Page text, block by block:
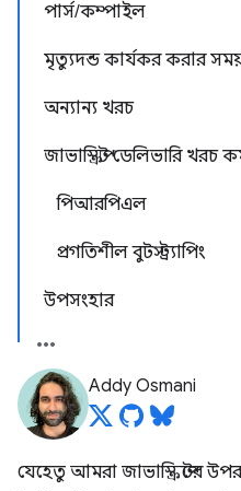
পার্স/কম্পাইল
মৃত্যুদন্ড কার্যকর করার
অন্যান্য খরচ
জাভাস্ক্রিপ্ট ডেলিভারি খরচ
পিআরপিএল
প্রগতিশীল বুটস্ট্র্যাপিং
উপসংহার
Addy Osmani
যেহেতু আমরা জাভাস্ক্রিপ্টের